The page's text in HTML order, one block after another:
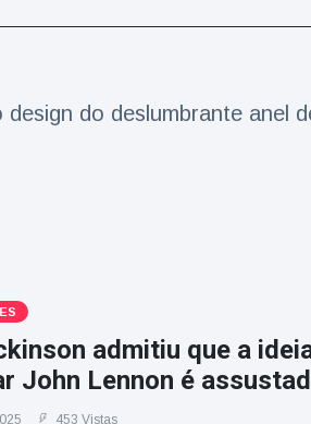
do deslumbrante anel
admitiu que a
John Lennon é
453 Vistas